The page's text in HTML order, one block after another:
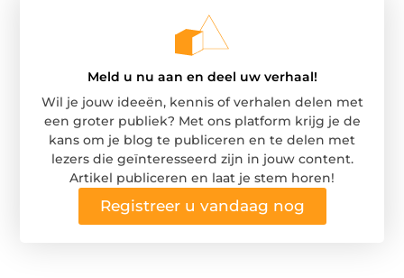
Meld u nu aan en deel uw verhaal!
Wil je jouw ideeën, kennis of verhalen delen met
een groter publiek? Met ons platform krijg je de
kans om je blog te publiceren en te delen met
lezers die geïnteresseerd zijn in jouw content.
Artikel publiceren en laat je stem horen!
Registreer u vandaag nog